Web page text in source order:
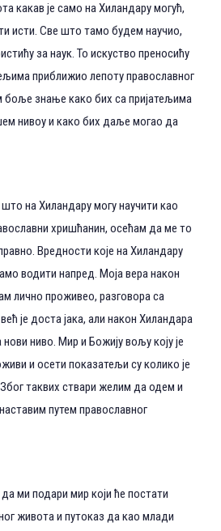
какав је само на Хиландару могућ,
исти. Све што тамо будем научио,
за наук. То искуство преносићу
приближио лепоту православног
знање како бих са пријатељима
нивоу и како бих даље могао да
на Хиландару могу научити као
хришћанин, осећам да ме то
Вредности које на Хиландару
водити напред. Моја вера након
лично проживео, разговора са
је доста јака, али након Хиландара
ниво. Мир и Божију вољу коју је
и осети показатељи су колико је
таквих ствари желим да одем и
путем православног
ми подари мир који ће постати
живота и путоказ да као млади